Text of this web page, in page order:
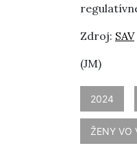
Zdroj: SAV
(JM)
2024
ŽENY VO